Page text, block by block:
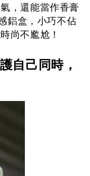
，還能當作香膏
鋁盒，小巧不佔
尚不尷尬！
自己同時，